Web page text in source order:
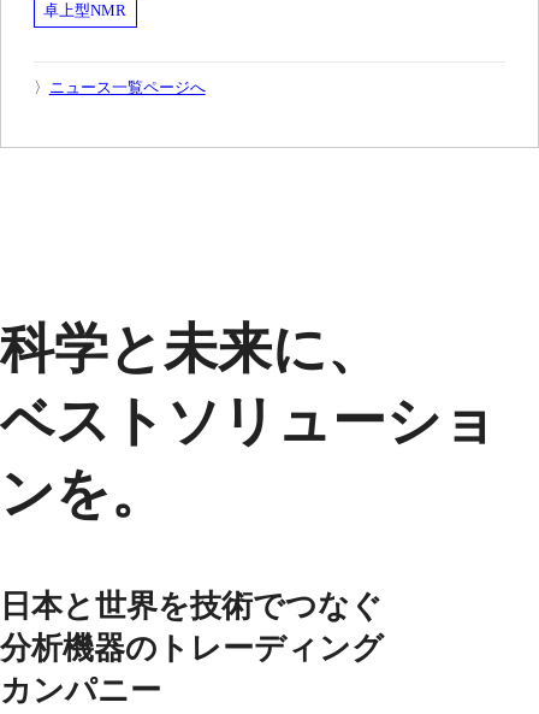
卓上型NMR
〉 ニュース一覧ページへ
科学と未来に、
ベストソリューショ
ンを。
日本と世界を技術でつなぐ
分析機器のトレーディング
カンパニー